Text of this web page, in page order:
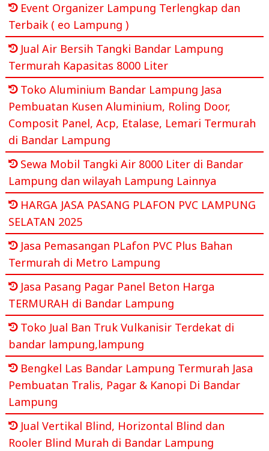
Event Organizer Lampung Terlengkap dan
Terbaik ( eo Lampung )
Jual Air Bersih Tangki Bandar Lampung
Termurah Kapasitas 8000 Liter
Toko Aluminium Bandar Lampung Jasa
Pembuatan Kusen Aluminium, Roling Door,
Composit Panel, Acp, Etalase, Lemari Termurah
di Bandar Lampung
Sewa Mobil Tangki Air 8000 Liter di Bandar
Lampung dan wilayah Lampung Lainnya
HARGA JASA PASANG PLAFON PVC LAMPUNG
SELATAN 2025
Jasa Pemasangan PLafon PVC Plus Bahan
Termurah di Metro Lampung
Jasa Pasang Pagar Panel Beton Harga
TERMURAH di Bandar Lampung
Toko Jual Ban Truk Vulkanisir Terdekat di
bandar lampung,lampung
Bengkel Las Bandar Lampung Termurah Jasa
Pembuatan Tralis, Pagar & Kanopi Di Bandar
Lampung
Jual Vertikal Blind, Horizontal Blind dan
Rooler Blind Murah di Bandar Lampung